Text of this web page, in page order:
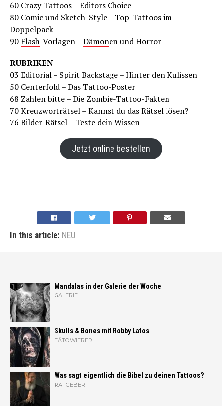
60 Crazy Tattoos – Editors Choice
80 Comic und Sketch-Style – Top-Tattoos im
Doppelpack
90 Flash-Vorlagen –Dämonen und Horror
RUBRIKEN
03 Editorial – Spirit Backstage – Hinter den Kulissen
50 Centerfold – Das Tattoo-Poster
68 Zahlen bitte – Die Zombie-Tattoo-Fakten
70Kreuzworträtsel – Kannst du das Rätsel lösen?
76 Bilder-Rätsel – Teste dein Wissen
Jetzt online bestellen
In this article: NEU
Mandalas in der Galerie der Woche
GALERIE
Skulls & Bones mit Robby Latos
TÄTOWIERER
Was sagt eigentlich die Bibel zu deinen Tattoos?
RATGEBER